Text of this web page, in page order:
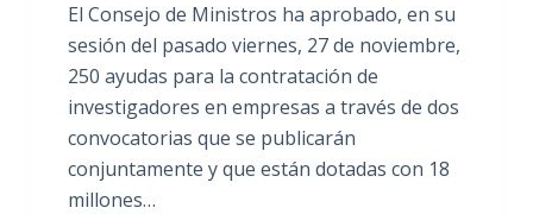
El Consejo de Ministros ha aprobado, en su
sesión del pasado viernes, 27 de noviembre,
250 ayudas para la contratación de
investigadores en empresas a través de dos
convocatorias que se publicarán
conjuntamente y que están dotadas con 18
millones…